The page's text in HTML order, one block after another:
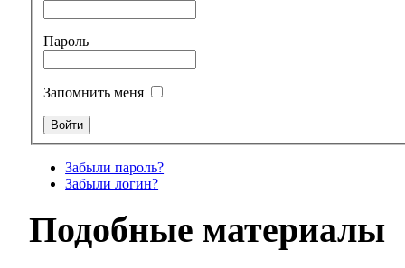
Пароль
Запомнить меня
Забыли пароль?
Забыли логин?
Подобные материалы